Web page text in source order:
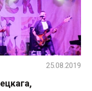
25.08.2019